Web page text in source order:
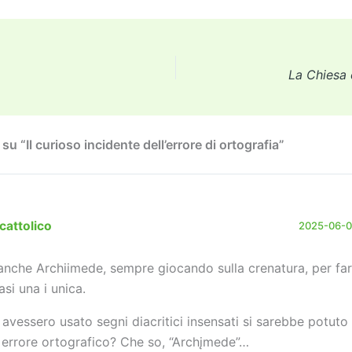
ai ai st
n
e p
k
k n
La
“Il curioso incidente dell’errore di ortografia”
2025-06-
Archiimede, sempre giocando sulla crenatura, per
una i unica.
avessero usato segni diacritici insensati si sarebbe
ortografico? Che so, “Archįmede”…